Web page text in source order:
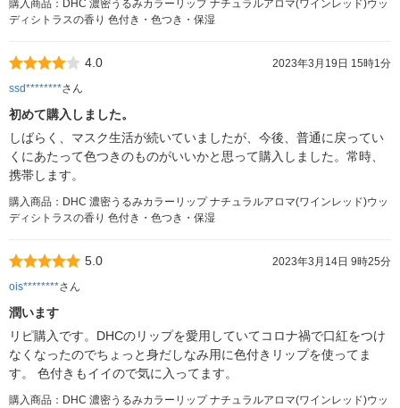
購入商品：DHC 濃密うるみカラーリップ ナチュラルアロマ(ワインレッド)ウッ
ディシトラスの香り 色付き・色つき・保湿
4.0
2023年3月19日 15時1分
ssd********さん
初めて購入しました。
しばらく、マスク生活が続いていましたが、今後、普通に戻ってい
くにあたって色つきのものがいいかと思って購入しました。常時、
携帯します。
購入商品：DHC 濃密うるみカラーリップ ナチュラルアロマ(ワインレッド)ウッ
ディシトラスの香り 色付き・色つき・保湿
5.0
2023年3月14日 9時25分
ois********さん
潤います
リピ購入です。DHCのリップを愛用していてコロナ禍で口紅をつけ
なくなったのでちょっと身だしなみ用に色付きリップを使ってま
す。 色付きもイイので気に入ってます。
購入商品：DHC 濃密うるみカラーリップ ナチュラルアロマ(ワインレッド)ウッ